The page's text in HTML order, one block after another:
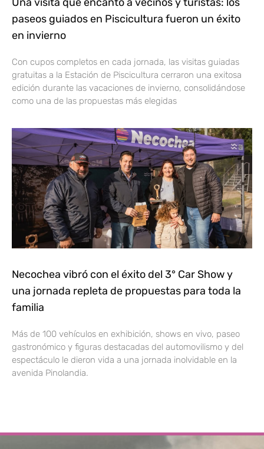
paseos guiados en Piscicultura fueron un éxito
en invierno
Con cupos completos en cada jornada, las visitas guiadas
gratuitas a la Estación de Piscicultura cerraron una exitosa
edición durante las vacaciones de invierno, consolidándose
como una de las propuestas más elegidas
Necochea vibró con el éxito del 3° Car Show y
una jornada repleta de propuestas para toda la
familia
Más de 100 vehículos en exhibición, shows en vivo, paseo
gastronómico y figuras destacadas del automovilismo y del
espectáculo le dieron vida a una jornada inolvidable en la
avenida Pinolandia.